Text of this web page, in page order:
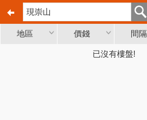
地區 價錢 間隔
已沒有樓盤!